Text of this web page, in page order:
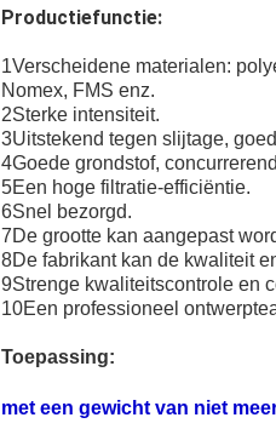
Productiefunctie:
1Verscheidene materialen:
Nomex, FMS enz.
2Sterke intensiteit.
3Uitstekend tegen slijtage,
4Goede grondstof,
5Een hoge filtratie-efficiëntie.
6Snel bezorgd.
7De grootte kan aangepast
8De fabrikant kan de kwaliteit
9Strenge kwaliteitscontrole en
10Een professioneel
Toepassing:
met een gewicht van niet